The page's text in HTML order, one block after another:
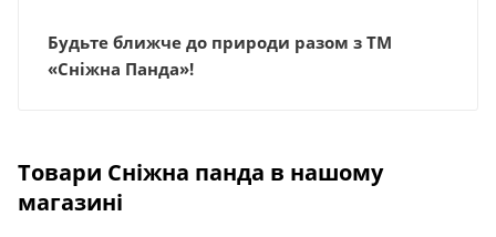
Будьте ближче до природи разом з ТМ
«Сніжна Панда»!
Товари Сніжна панда в нашому
магазині